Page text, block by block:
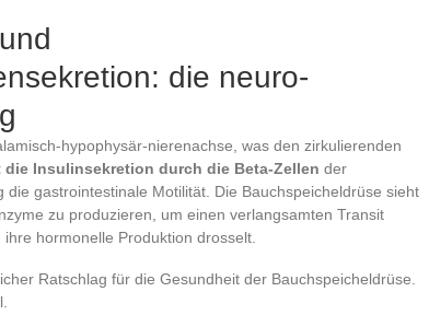
die neuro-
hypophysär-nierenachse, was den zirkulierenden
die Insulinsekretion durch die Beta-Zellen der
gastrointestinale Motilität. Die Bauchspeicheldrüse sieht
zu produzieren, um einen verlangsamten Transit
hormonelle Produktion drosselt.
Ratschlag für die Gesundheit der Bauchspeicheldrüse.